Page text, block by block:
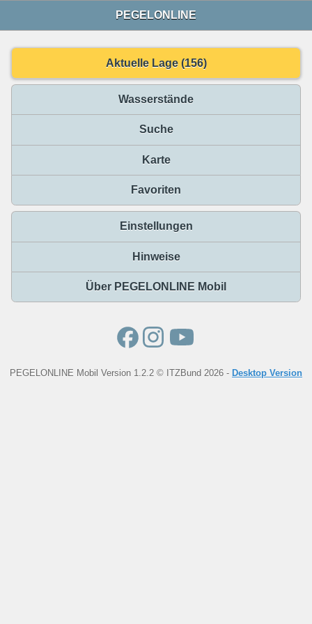
PEGELONLINE
Aktuelle Lage (156)
Wasserstände
Suche
Karte
Favoriten
Einstellungen
Hinweise
Über PEGELONLINE Mobil
PEGELONLINE Mobil Version 1.2.2 © ITZBund 2026 - Desktop Version